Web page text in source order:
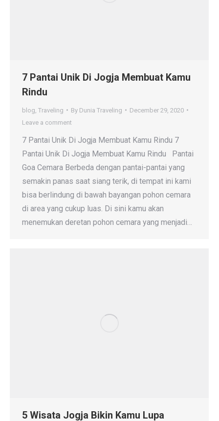
7 Pantai Unik Di Jogja Membuat Kamu
Rindu
blog Traveling By Dunia Traveling
December 29, 2020
Leave a comment
7 Pantai Unik Di Jogja Membuat Kamu Rindu 7
Pantai Unik Di Jogja Membuat Kamu Rindu Pantai
Goa Cemara Berbeda dengan pantai-pantai yang
semakin panas saat siang terik, di tempat ini kami
bisa berlindung di bawah bayangan pohon cemara
di area yang cukup luas. Di sini kamu akan
menemukan deretan pohon cemara yang menjadi…
5 Wisata Jogja Bikin Kamu Lupa